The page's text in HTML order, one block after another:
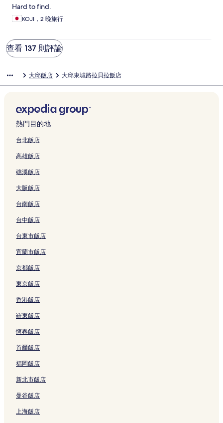
Hard to find.
KOJI，2 晚旅行
查看 137 則評論
大邱飯店 大邱東城路拉貝拉飯店
熱門目的地
台北飯店
高雄飯店
礁溪飯店
大阪飯店
台南飯店
台中飯店
台東市飯店
宜蘭市飯店
京都飯店
東京飯店
香港飯店
羅東飯店
恆春飯店
首爾飯店
福岡飯店
新北市飯店
曼谷飯店
上海飯店